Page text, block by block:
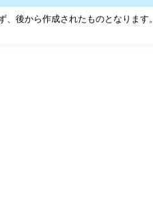
後から作成されたものとなりま